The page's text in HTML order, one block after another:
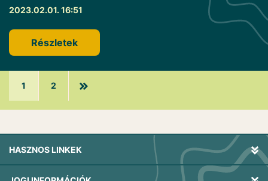
2023.02.01. 16:51
Részletek
1 2
HASZNOS LINKEK